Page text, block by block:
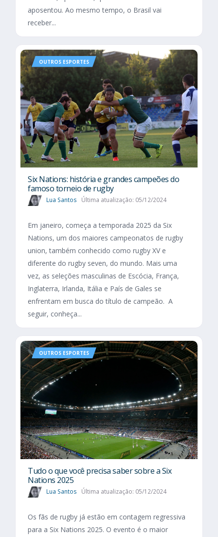
aposentou. Ao mesmo tempo, o Brasil vai
receber...
OUTROS ESPORTES
Six Nations​: história e grandes campeões do
famoso torneio de rugby
Lua Santos Última atualização: 05/12/2024
Em janeiro, começa a temporada 2025 da Six
Nations, um dos maiores campeonatos de rugby
union, também conhecido como rugby XV e
diferente do rugby seven, do mundo. Mais uma
vez, as seleções masculinas de Escócia, França,
Inglaterra, Irlanda, Itália e País de Gales se
enfrentam em busca do título de campeão. A
seguir, conheça...
OUTROS ESPORTES
Tudo o que você precisa saber sobre a Six
Nations 2025​
Lua Santos Última atualização: 05/12/2024
Os fãs de rugby já estão em contagem regressiva
para a Six Nations 2025. O evento é o maior